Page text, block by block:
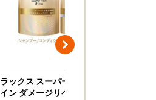
ラックス スーパーリッチシャ
イン ダメージリペア 補修シャ